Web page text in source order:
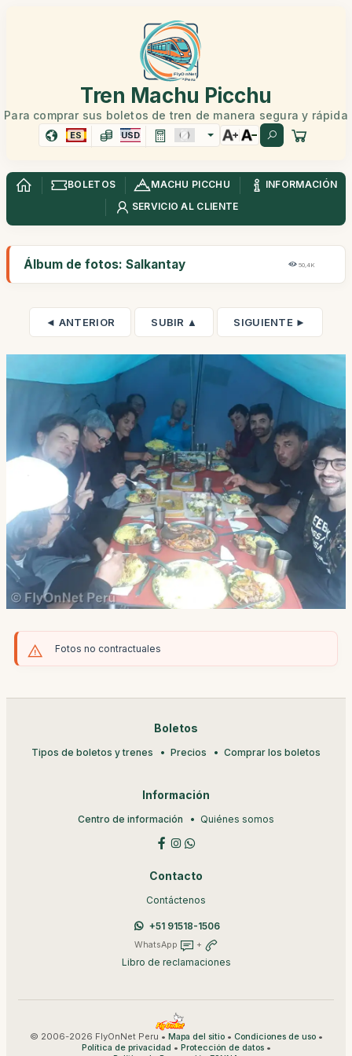
Tren Machu Picchu
Para comprar sus boletos de tren de manera segura y rápida
ES USD
BOLETOS MACHU PICCHU
INFORMACIÓN
SERVICIO AL CLIENTE
Álbum de fotos: Salkantay 50,4K
◄ ANTERIOR SUBIR ▲ SIGUIENTE ►
Fotos no contractuales
Boletos
Tipos de boletos y trenes Precios Comprar los boletos
Información
Centro de información Quiénes somos
Contacto
Contáctenos
+51 91518-1506
WhatsApp +
Libro de reclamaciones
© 2006-2026 FlyOnNet Peru • Mapa del sitio• Condiciones de uso•
Política de privacidad • Protección de datos•